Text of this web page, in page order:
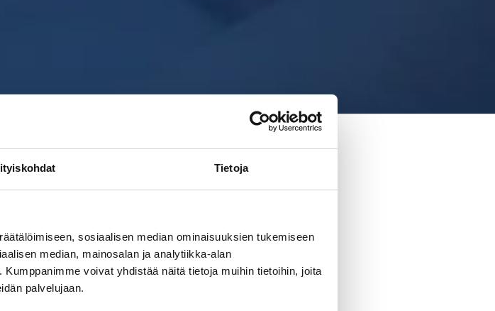
Tietoja
sosiaalisen median ominaisuuksien tukemiseen
median, mainosalan ja analytiikka-alan
voivat yhdistää näitä tietoja muihin tietoihin, joita
palvelujaan.